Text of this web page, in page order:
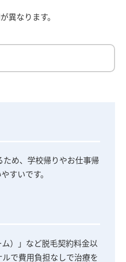
異なります。
め、学校帰りやお仕事帰
すいです。
）」など脱毛契約料金以
で費用負担なしで治療を